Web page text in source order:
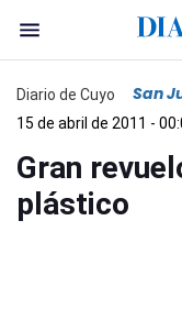
Diario de Cuyo San
15 de abril de 2011 -
Gran
plástico